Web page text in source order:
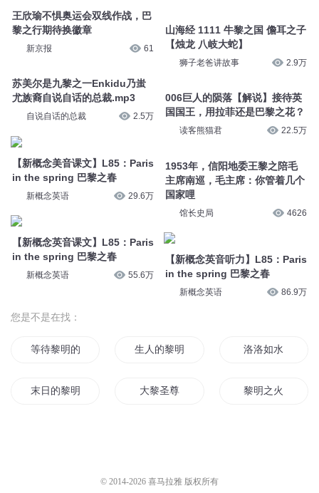
王欣瑜不惧奥运会双线作战，巴
黎之行期待换徽章
新京报 61
苏美尔是九黎之一Enkidu乃蚩
尤族裔自说自话的总裁.mp3
自说自话的总裁 2.5万
【新概念美音课文】L85：Paris
in the spring 巴黎之春
新概念英语 29.6万
【新概念英音课文】L85：Paris
in the spring 巴黎之春
新概念英语 55.6万
山海经 1111 牛黎之国 儋耳之子
【烛龙 八岐大蛇】
狮子老爸讲故事 2.9万
006巨人的陨落【解说】接待英
国国王，用拉菲还是巴黎之花？
读客熊猫君 22.5万
1953年，信阳地委王黎之陪毛
主席南巡，毛主席：你管着几个
国家哩
馆长史局 4626
【新概念英音听力】L85：Paris
in the spring 巴黎之春
新概念英语 86.9万
您是不是在找：
等待黎明的阳光 生人的黎明 洛洛如水
末日的黎明 大黎圣尊 黎明之火
© 2014-2026 喜马拉雅 版权所有